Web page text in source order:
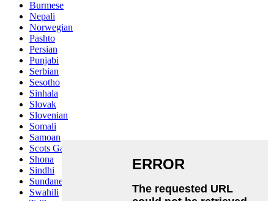
Burmese
Nepali
Norwegian
Pashto
Persian
Punjabi
Serbian
Sesotho
Sinhala
Slovak
Slovenian
Somali
Samoan
Scots Gaelic
Shona
Sindhi
Sundanese
Swahili